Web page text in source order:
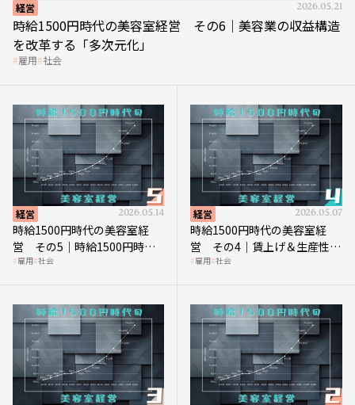
経営 2026.05.21
時給1500円時代の美容室経営 その6｜美容業の収益構造
を改革する「多次元化」
雇用 社会
経営 2026.05.14
時給1500円時代の美容室経
営 その5｜時給1500円時代
の到来は美容業の収益構造を
雇用 社会
経営 2026.05.07
時給1500円時代の美容室経
営 その4｜賃上げ＆生産性向
上につなげる賢い助成金活用
雇用 社会